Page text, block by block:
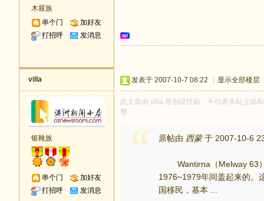
木屐族
串个门
加好友
打招呼
发消息
villa
银靴族
串个门
加好友
打招呼
发消息
发表于 2007-10-7 08:22 显示全部楼层
此文章由 villa 原创或转贴，不代表本站立场
整
原帖由 西蒙于 2007-10-6
Wantirna（Melway 63）
1976~1979年间盖起来的。
国移民，基本 ...